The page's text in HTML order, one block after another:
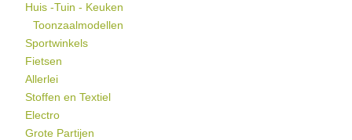
Huis -Tuin - Keuken
Toonzaalmodellen
Sportwinkels
Fietsen
Allerlei
Stoffen en Textiel
Electro
Grote Partijen